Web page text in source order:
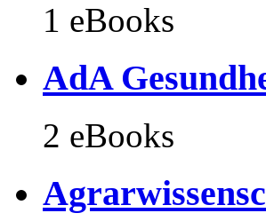
1 eBooks
AdA
2 eBooks